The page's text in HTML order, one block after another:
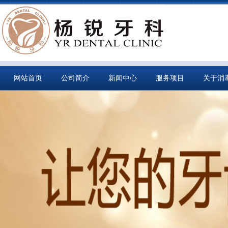
网站首页 公司简介 新闻中心 服务项目 关于消